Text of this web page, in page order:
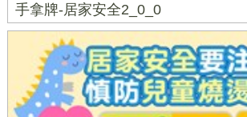
手拿牌-居家安全2_0_0